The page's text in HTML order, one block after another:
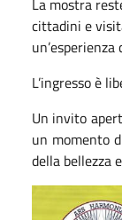
cittadini e
L’ingresso è
Un invito
un momento
della bellezza